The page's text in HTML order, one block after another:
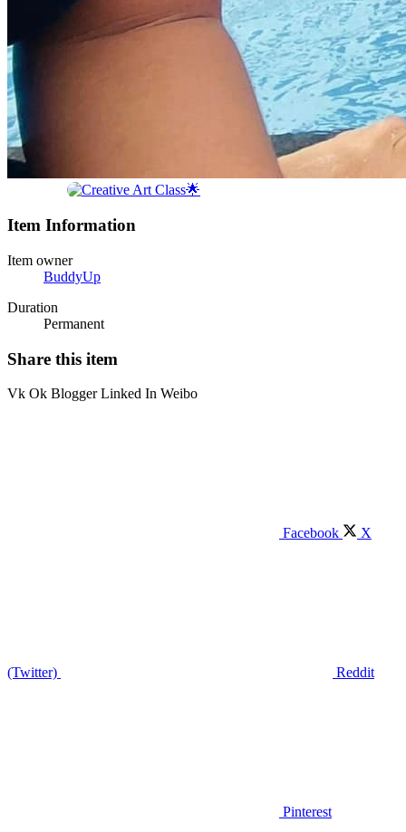
Item Information
Item owner
BuddyUp
Duration
Permanent
Share this item
Vk Ok Blogger Linked In Weibo
Facebook X
(Twitter) Reddit
Pinterest